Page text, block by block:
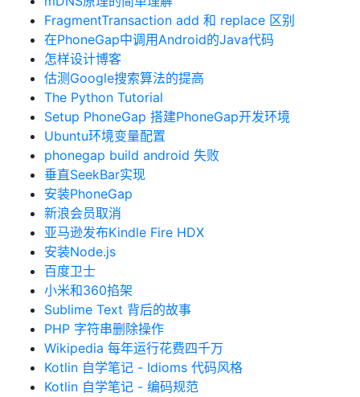
FragmentTransaction add 和 replace 区别
在PhoneGap中调用Android的Java代码
怎样设计博客
估测Google搜索算法的提高
The Python Tutorial
Setup PhoneGap 搭建PhoneGap开发环境
Ubuntu环境变量配置
phonegap build android 失败
垂直SeekBar实现
安装PhoneGap
新浪会员取消
亚马逊发布Kindle Fire HDX
安装Node.js
百度卫士
小米和360掐架
Sublime Text 背后的故事
PHP 字符串删除操作
Wikipedia 每年运行花费四千万
Kotlin 自学笔记 - Idioms 代码风格
Kotlin 自学笔记 - 编码规范